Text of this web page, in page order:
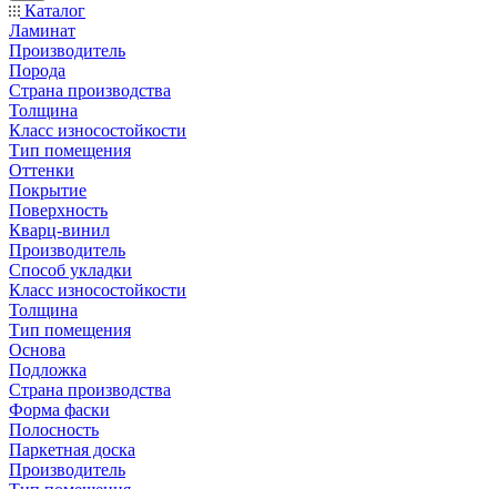
Каталог
Ламинат
Производитель
Порода
Страна производства
Толщина
Класс износостойкости
Тип помещения
Оттенки
Покрытие
Поверхность
Кварц-винил
Производитель
Способ укладки
Класс износостойкости
Толщина
Тип помещения
Основа
Подложка
Страна производства
Форма фаски
Полосность
Паркетная доска
Производитель